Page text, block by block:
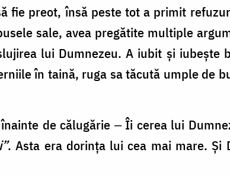
fie preot, însă peste tot a primit
sale, avea pregătite multiple
lui Dumnezeu. A iubit şi iubeşte
în taină, ruga sa tăcută umple de
de călugărie ‒ Îi cerea lui
. Asta era dorința lui cea mai mare. Și